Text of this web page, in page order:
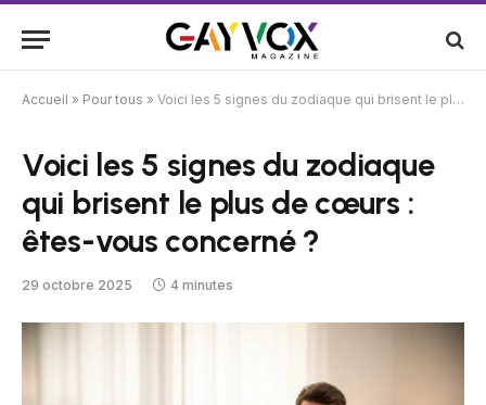
Accueil » Pour tous » Voici les 5 signes du zodiaque qui brisent le plus de cœurs : êtes-vous concerné ?
Voici les 5 signes du zodiaque
qui brisent le plus de cœurs :
êtes-vous concerné ?
29 octobre 2025 4 minutes